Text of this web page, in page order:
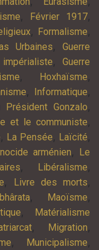
, Février 1917,
, Formalisme,
Urbaines,Guerre
,Guerre
, Hoxhaïsme,
, Informatique,
Président Gonzalo,
et le communiste,
, La Pensée, Laïcité,
arménien,
Le
, Libéralisme,
, Livre des morts,
, Maoïsme,
,
Matérialisme
, Migration,
, Municipalisme,